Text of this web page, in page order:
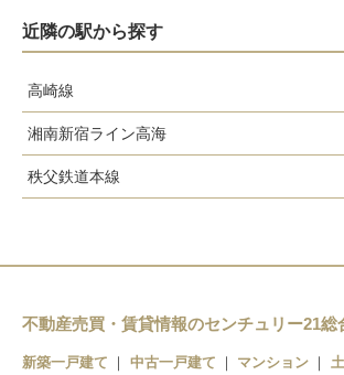
近隣の駅から探す
高崎線
深谷駅
岡部駅
湘南新宿ライン高海
岡部駅
秩父鉄道本線
武川駅
永田駅
ふかや花園駅
不動産売買・賃貸情報のセンチュリー21総
新築一戸建て 中古一戸建て マンション